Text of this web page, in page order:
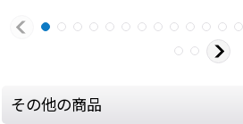
その他の商品